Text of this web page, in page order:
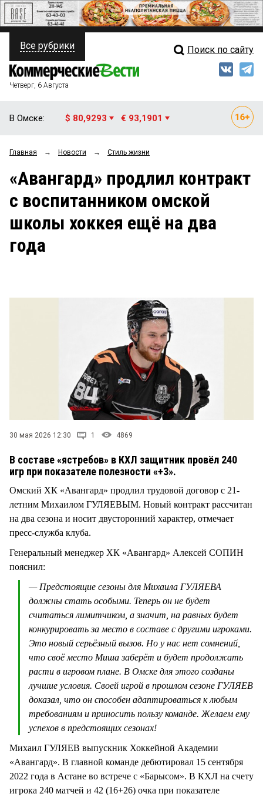
ПОЛИТИКА
ФИНАНСЫ
ОБЩЕСТВО
ЗАКОН
НОВОСТИ КОМПАНИЙ
Свежий выпуск
Рейтинги
Блоги
Архив
Все рубрики Поиск по сайту
Четверг, 6 Августа
В Омске: $ 80,9293 € 93,1901
Главная → Новости → Стиль жизни
«Авангард» продлил контракт
с воспитанником омской
школы хоккея ещё на два
года
30 мая 2026 12:30 1 4869
В составе «ястребов» в КХЛ защитник провёл 240
игр при показателе полезности «+3».
Омский ХК «Авангард» продлил трудовой договор с 21-
летним Михаилом ГУЛЯЕВЫМ. Новый контракт рассчитан
на два сезона и носит двусторонний характер, отмечает
пресс-служба клуба.
Генеральный менеджер ХК «Авангард» Алексей СОПИН
пояснил:
— Предстоящие сезоны для Михаила ГУЛЯЕВА
должны стать особыми. Теперь он не будет
считаться лимитчиком, а значит, на равных будет
конкурировать за место в составе с другими игроками.
Это новый серьёзный вызов. Но у нас нет сомнений,
что своё место Миша заберёт и будет продолжать
расти в игровом плане. В Омске для этого созданы
лучшие условия. Своей игрой в прошлом сезоне ГУЛЯЕВ
доказал, что он способен адаптироваться к любым
требованиям и приносить пользу команде. Желаем ему
успехов в предстоящих сезонах!
Михаил ГУЛЯЕВ выпускник Хоккейной Академии
«Авангард». В главной команде дебютировал 15 сентября
2022 года в Астане во встрече с «Барысом». В КХЛ на счету
игрока 240 матчей и 42 (16+26) очка при показателе